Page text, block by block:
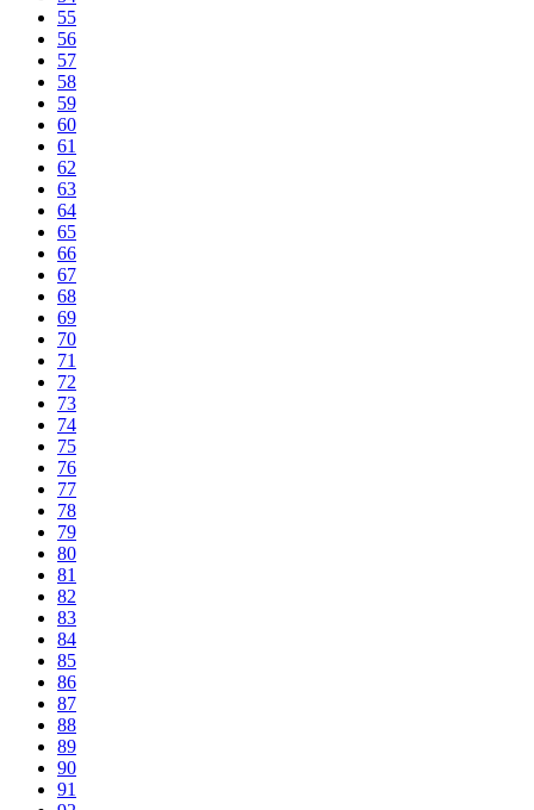
55
56
57
58
59
60
61
62
63
64
65
66
67
68
69
70
71
72
73
74
75
76
77
78
79
80
81
82
83
84
85
86
87
88
89
90
91